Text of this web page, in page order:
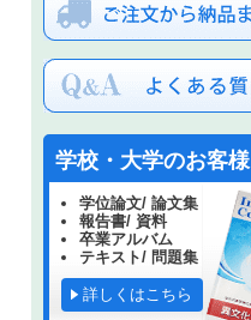
学校・大学のお客様
学位論文/ 論文集
報告書/ 資料
卒業アルバム
テキスト/ 問題集
詳しくはこちら